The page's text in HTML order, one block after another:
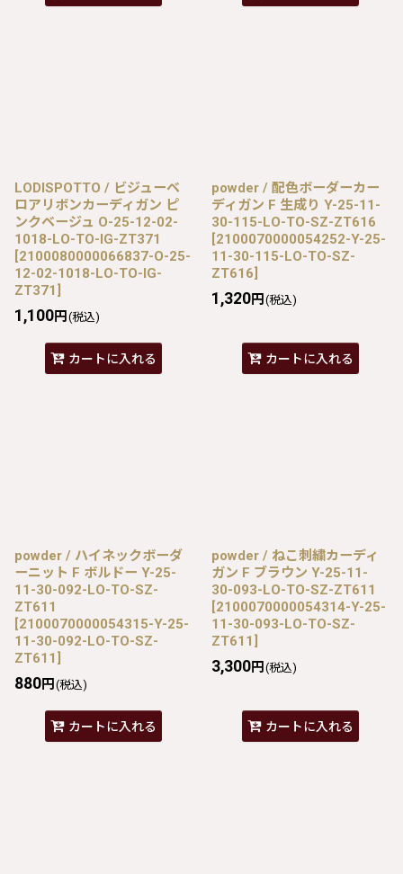
LODISPOTTO / ビジューベ
ロアリボンカーディガン ピ
ンクベージュ O-25-12-02-
1018-LO-TO-IG-ZT371
[2100080000066837-O-25-
12-02-1018-LO-TO-IG-
ZT371 ]
1,100円 (税込)
カートに入れる
powder / 配色ボーダーカー
ディガン F 生成り Y-25-11-
30-115-LO-TO-SZ-ZT616
[2100070000054252-Y-25-
11-30-115-LO-TO-SZ-
ZT616]
1,320円 (税込)
カートに入れる
powder / ハイネックボーダ
ーニット F ボルドー Y-25-
11-30-092-LO-TO-SZ-
ZT611
[2100070000054315-Y-25-
11-30-092-LO-TO-SZ-
ZT611 ]
880円 (税込)
カートに入れる
powder / ねこ刺繍カーディ
ガン F ブラウン Y-25-11-
30-093-LO-TO-SZ-ZT611
[2100070000054314-Y-25-
11-30-093-LO-TO-SZ-
ZT611 ]
3,300円 (税込)
カートに入れる